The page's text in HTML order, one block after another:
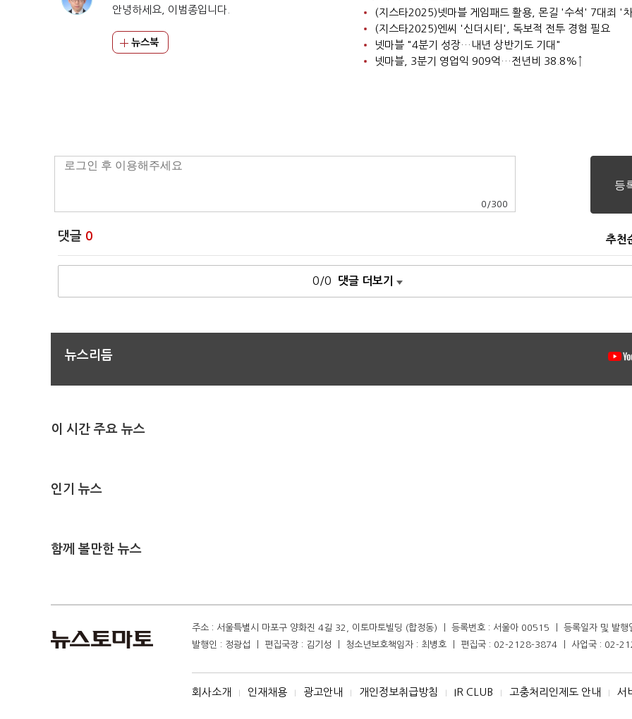
안녕하세요, 이범종입니다.
뉴스북
(지스타2025)넷마블 게임패드 활용, 몬길 '수석' 7대죄 '
(지스타2025)엔씨 '신더시티', 독보적 전투 경험 필요
넷마블 "4분기 성장…내년 상반기도 기대"
넷마블, 3분기 영업익 909억…전년비 38.8%↑
0 /300
댓글 0 추천
0/0 댓글 더보기
뉴스리듬
이 시간 주요 뉴스
인기 뉴스
함께 볼만한 뉴스
주소 : 서울특별시 마포구 양화진 4길 32, 이토마토빌딩 (합정동) ㅣ 등록번호 : 서울아 00515 ㅣ 등록일자 및 발
발행인 : 정광섭 ㅣ 편집국장 : 김기성 ㅣ 청소년보호책임자 : 최병호 ㅣ 편집국 : 02-2128-3874 ㅣ 사업국 : 02-
회사소개 I 인재채용 I 광고안내 I 개인정보취급방침 I IR CLUB I 고충처리인제도 안내 I 서